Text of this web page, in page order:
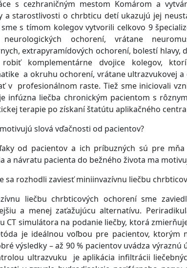
s cezhraničným mestom Komárom a
a starostlivosti o chrbticu detí ukazujú jej
s tímom kolegov vytvorili celkovo 9
ochorení, vrátane
extrapyramídových ochorení, bolestí hlavy,
komplementárne dvojice kolegov,
a okruhu ochorení, vrátane ultrazvukovej
v profesionálnom raste. Tiež sme iniciovali
infúzna liečba chronickým pacientom s
terapie po získaní štatútu aplikačného
slová vďačnosti od pacientov?
od pacientov a ich príbuzných sú pre
a návratu pacienta do bežného života ma
sa rozhodli zaviesť miniinvazívnu liečbu
liečbu chrbticových ochorení sme
a menej zaťažujúcu alternatívu.
CT simulátora na podanie liečby, ktorá
je ideálnou voľbou pre pacientov, ktorým
výsledky – až 90 % pacientov uvádza
ultrazvuku je aplikácia infiltrácii